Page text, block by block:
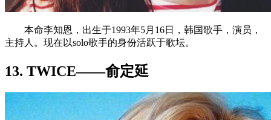
本命李知恩，出生于1993年5月16日，韩国歌手，演员，
主持人。现在以solo歌手的身份活跃于歌坛。
13. TWICE——俞定延